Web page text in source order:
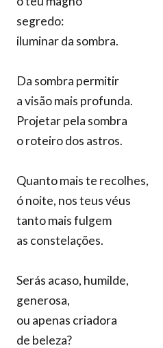
segredo:
iluminar da sombra.
Da sombra permitir
a visão mais profunda.
Projetar pela sombra
o roteiro dos astros.
Quanto mais te recolhes,
ó noite, nos teus véus
tanto mais fulgem
as constelações.
Serás acaso, humilde,
generosa,
ou apenas criadora
de beleza?